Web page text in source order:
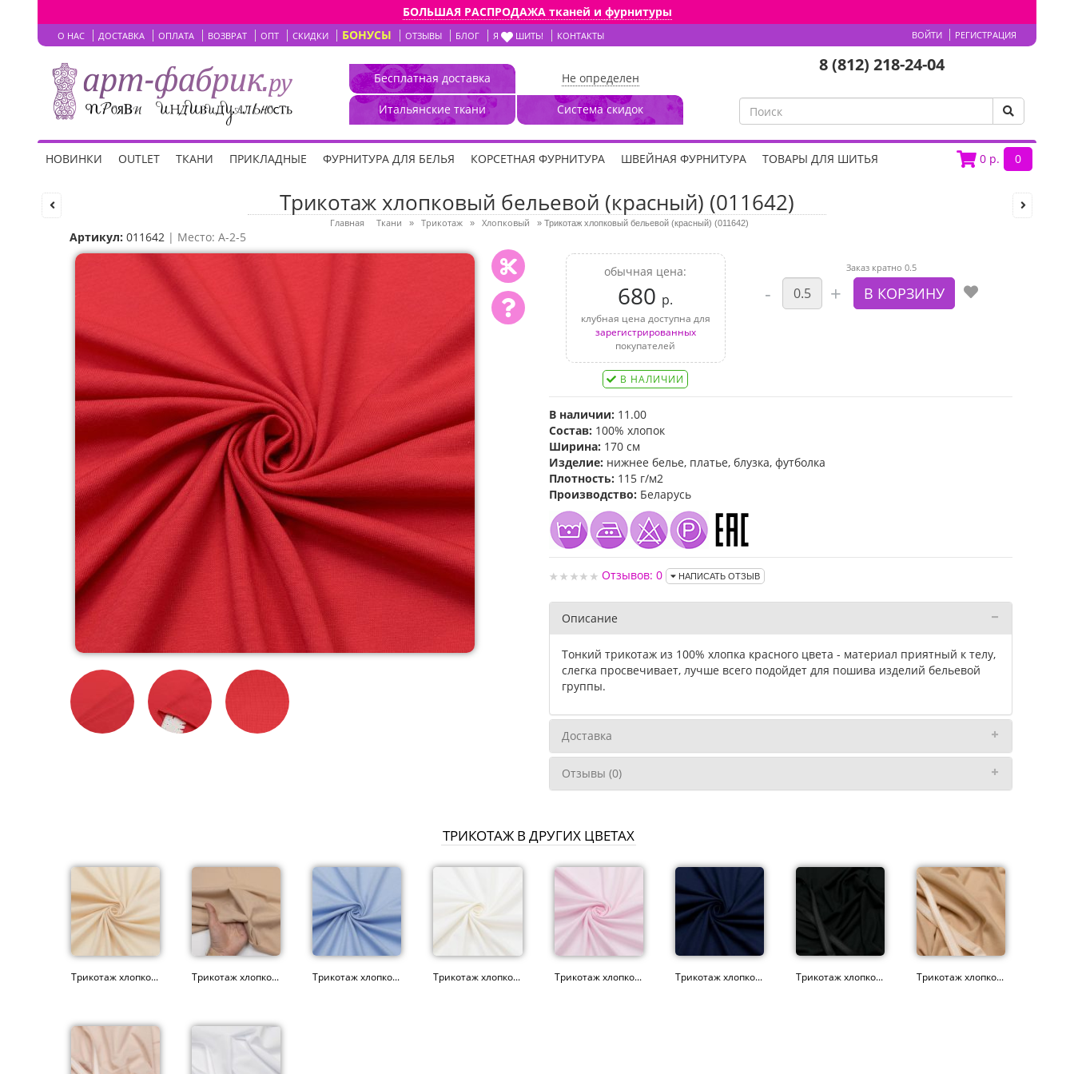
БОЛЬШАЯ РАСПРОДАЖА тканей и фурнитуры
О НАС ДОСТАВКА ОПЛАТА ВОЗВРАТ ОПТ СКИДКИ БОНУСЫ ОТЗЫВЫ БЛОГ Я ШИТЬ! КОНТАКТЫ ВОЙТИ РЕГИСТРАЦИЯ
Бесплатная доставка
Итальянские ткани
Не определен
Система скидок
8 (812) 218-24-04
0 р. 0
НОВИНКИ OUTLET ТКАНИ ПРИКЛАДНЫЕ ФУРНИТУРА ДЛЯ БЕЛЬЯ КОРСЕТНАЯ ФУРНИТУРА ШВЕЙНАЯ ФУРНИТУРА ТОВАРЫ ДЛЯ ШИТЬЯ
Трикотаж хлопковый бельевой (красный) (011642)
Главная Ткани » Трикотаж » Хлопковый » Трикотаж хлопковый бельевой (красный) (011642)
Артикул: 011642 | Место: A-2-5
обычная цена:
680 р.
клубная цена доступна для
зарегистрированных
покупателей
В НАЛИЧИИ
Заказ кратно 0.5
В наличии: 11.00
Состав: 100% хлопок
Ширина: 170 см
Изделие: нижнее белье, платье, блузка, футболка
Плотность: 115 г/м2
Производство: Беларусь
Отзывов: 0 НАПИСАТЬ ОТЗЫВ
Описание
Тонкий трикотаж из 100% хлопка красного цвета - материал приятный к телу,
слегка просвечивает, лучше всего подойдет для пошива изделий бельевой
группы.
Доставка
Отзывы (0)
ТРИКОТАЖ В ДРУГИХ ЦВЕТАХ
Трикотаж хлопко... Трикотаж хлопко... Трикотаж хлопко... Трикотаж хлопко... Трикотаж хлопко... Трикотаж хлопко... Трикотаж хлопко... Трикотаж хлопко...